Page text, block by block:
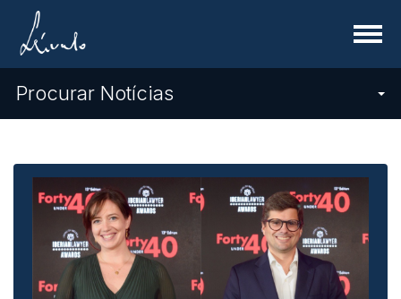
Menu
Procurar Notícias